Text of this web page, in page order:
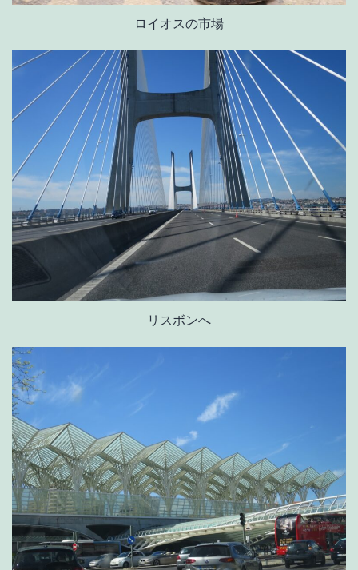
ロイオスの市場
リスボンへ